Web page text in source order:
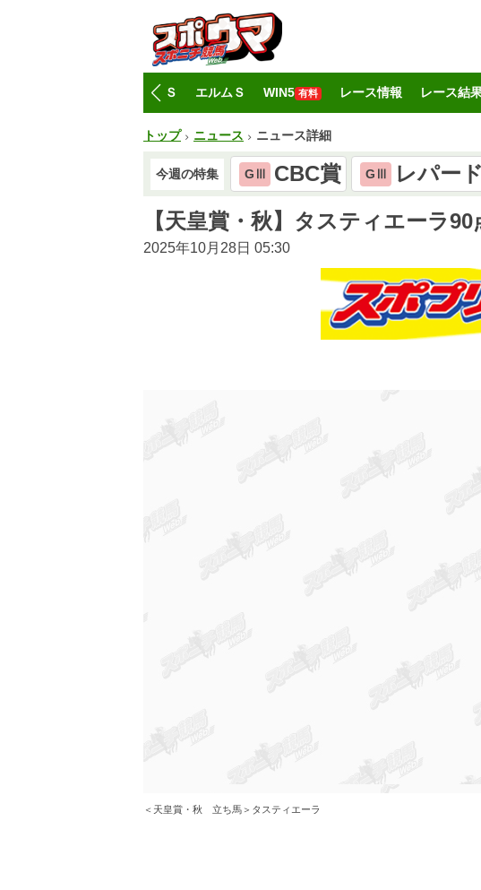
レパードＳ エルムＳ WIN5 有料 レース情報 レース結
トップ ニュース ニュース詳細
今週の特集 GⅢ CBC賞 GⅢ レパー
【天皇賞・秋】タスティエーラ
2025年10月28日 05:30
＜天皇賞・秋 立ち馬＞タスティエーラ